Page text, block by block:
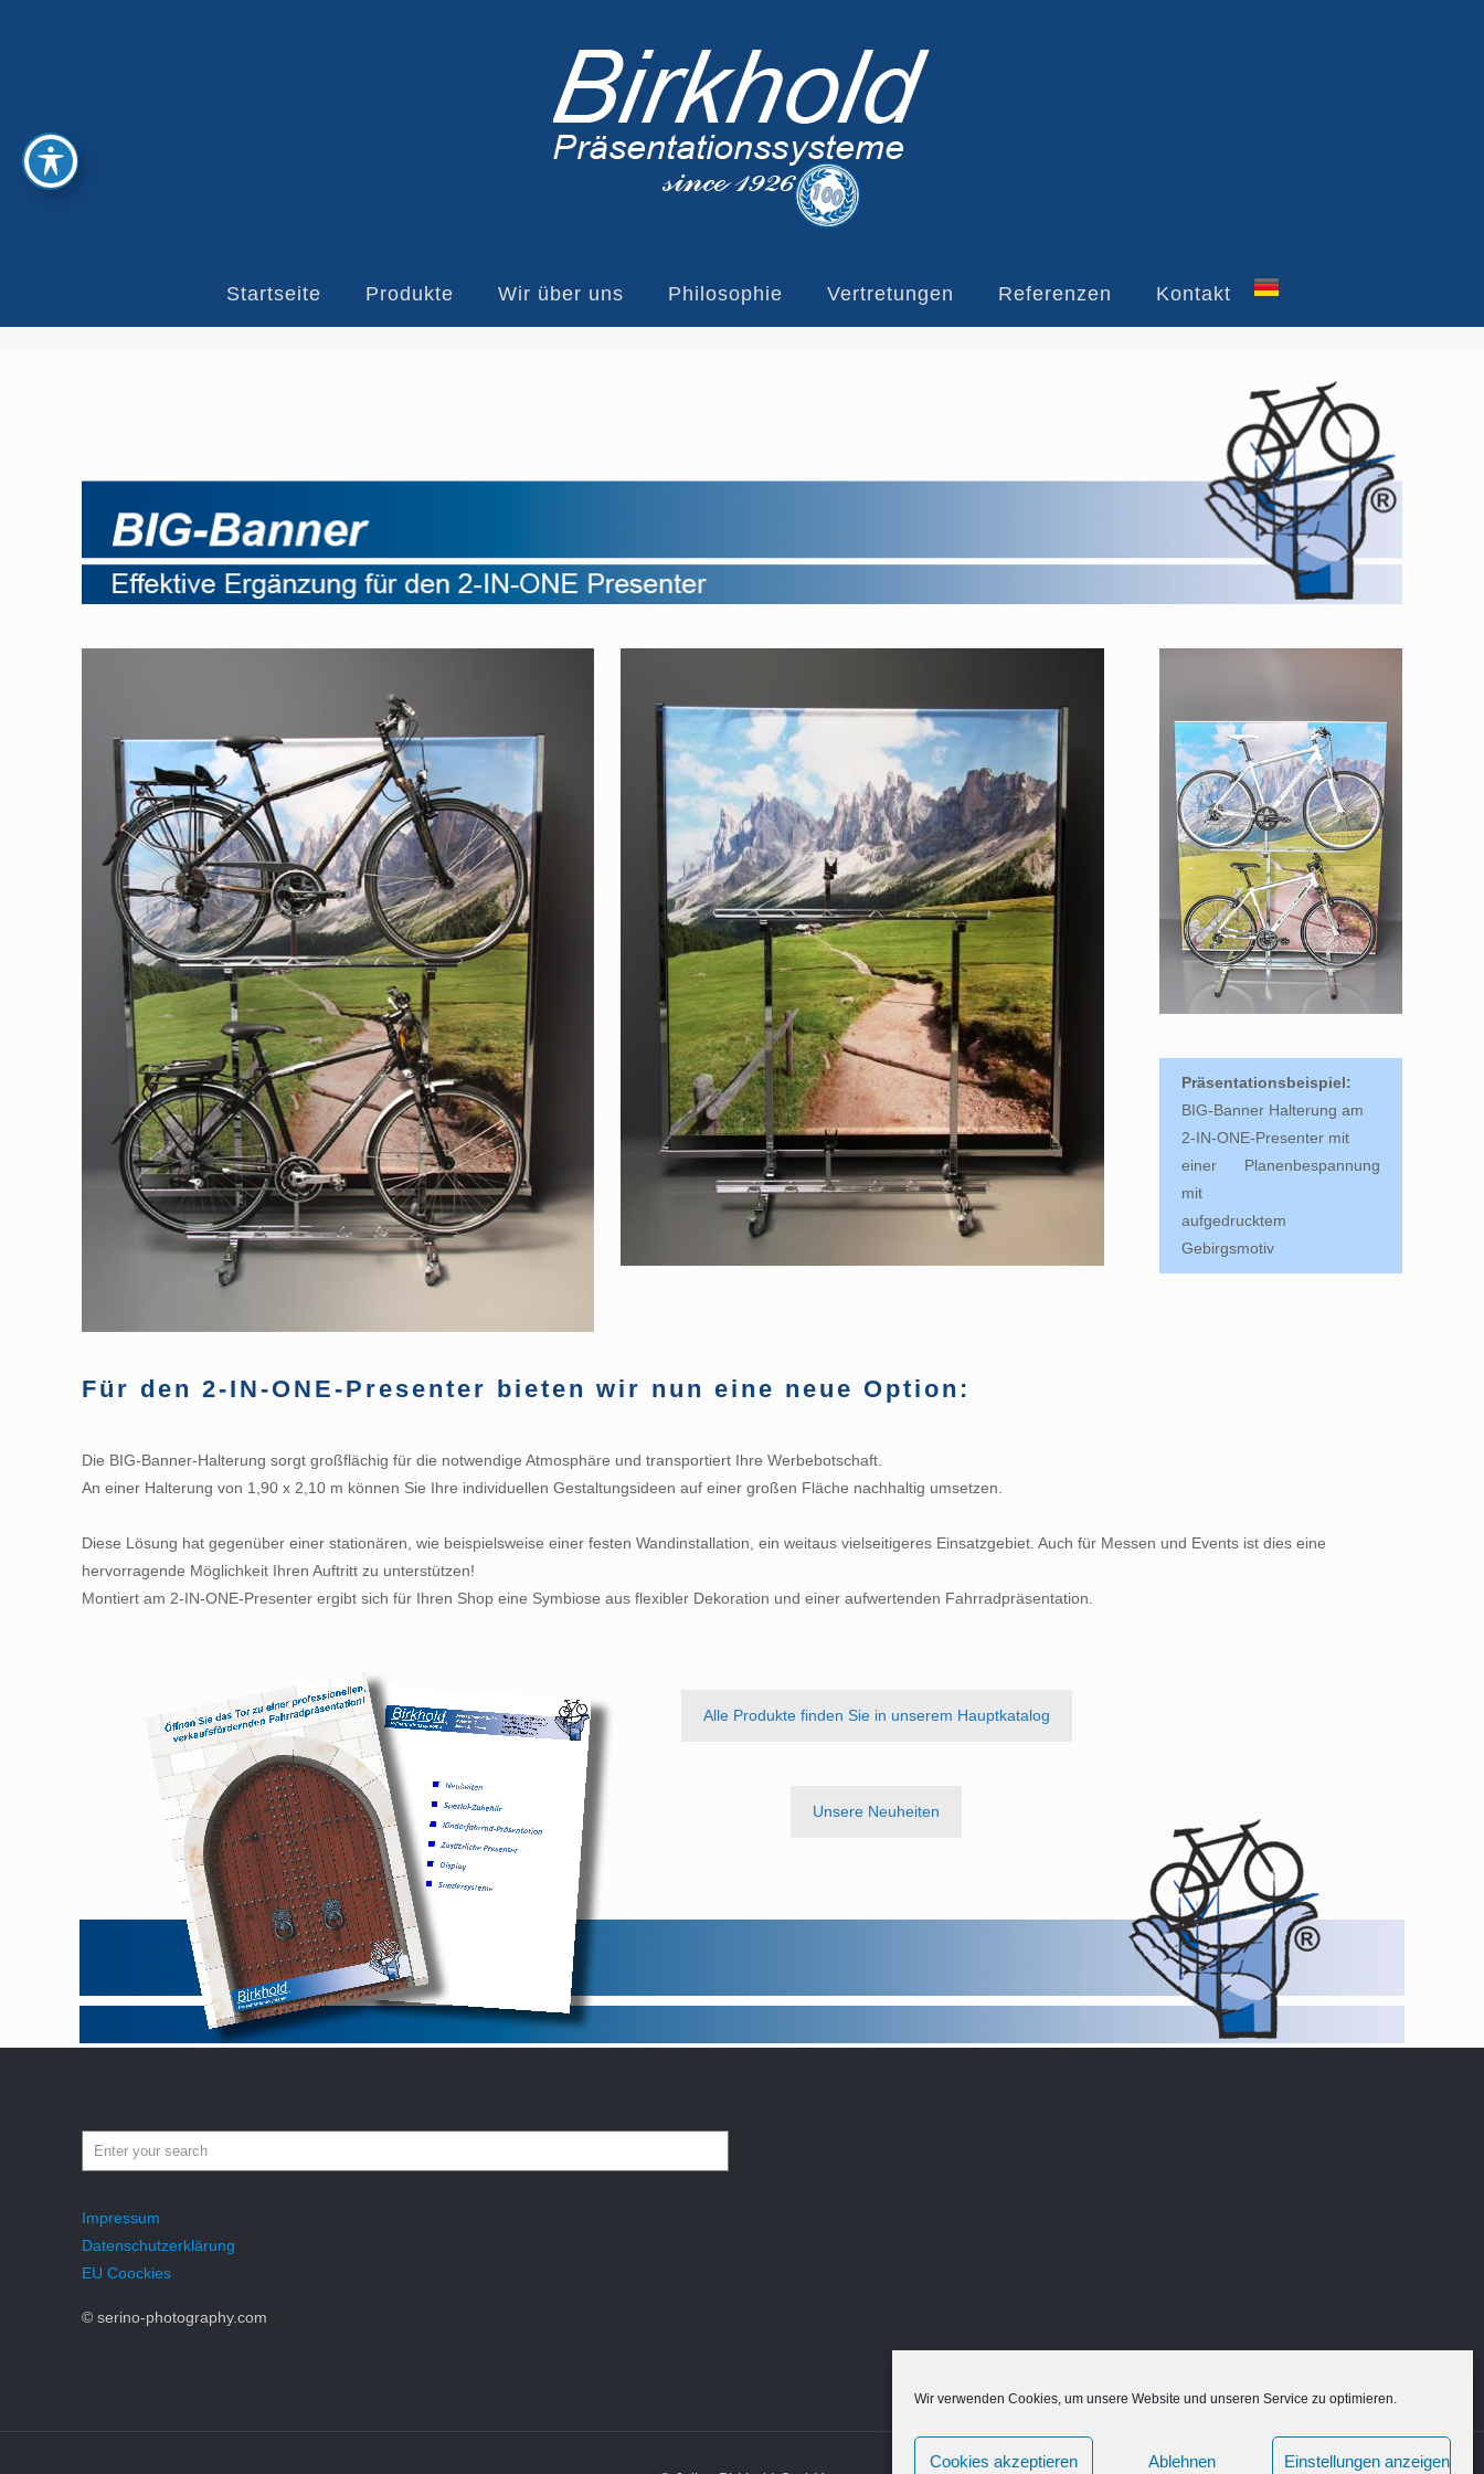
Wir verwenden Cookies, um unsere Website und unseren Service zu optimieren.
Cookies akzeptieren Ablehnen Einstellungen anzeigen
Startseite Produkte Wir über uns Philosophie Vertretungen Referenzen Kontakt
Präsentationsbeispiel:
BIG-Banner Halterung am
2-IN-ONE-Presenter mit
einer Planenbespannung
mit
aufgedrucktem
Gebirgsmotiv
Für den 2-IN-ONE-Presenter bieten wir nun eine neue Option:
Die BIG-Banner-Halterung sorgt großflächig für die notwendige Atmosphäre und transportiert Ihre Werbebotschaft.
An einer Halterung von 1,90 x 2,10 m können Sie Ihre individuellen Gestaltungsideen auf einer großen Fläche nachhaltig umsetzen.
Diese Lösung hat gegenüber einer stationären, wie beispielsweise einer festen Wandinstallation, ein weitaus vielseitigeres Einsatzgebiet. Auch für Messen und Events ist dies eine
hervorragende Möglichkeit Ihren Auftritt zu unterstützen!
Montiert am 2-IN-ONE-Presenter ergibt sich für Ihren Shop eine Symbiose aus flexibler Dekoration und einer aufwertenden Fahrradpräsentation.
Alle Produkte finden Sie in unserem Hauptkatalog
Unsere Neuheiten
Impressum
Datenschutzerklärung
EU Coockies
© serino-photography.com